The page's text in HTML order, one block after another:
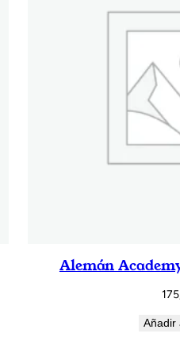
Alemán
Añadir